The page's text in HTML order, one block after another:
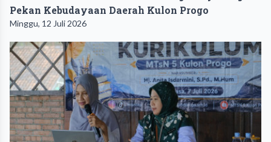
Pekan Kebudayaan Daerah Kulon Progo
Minggu, 12 Juli 2026